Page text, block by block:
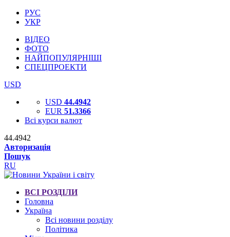
РУС
УКР
ВІДЕО
ФОТО
НАЙПОПУЛЯРНІШІ
СПЕЦПРОЕКТИ
USD
USD 44.4942
EUR 51.3366
Всі курси валют
44.4942
Авторизація
Пошук
RU
ВСІ РОЗДІЛИ
Головна
Україна
Всі новини розділу
Політика